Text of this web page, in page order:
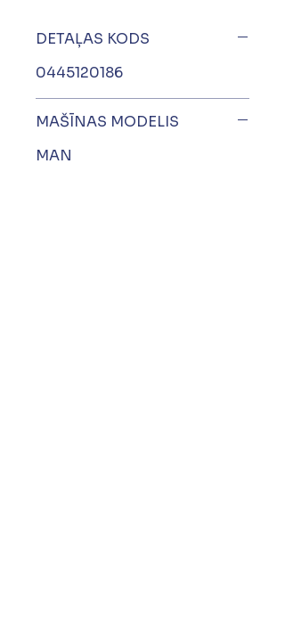
DETAĻAS KODS
0445120186
MAŠĪNAS MODELIS
MAN